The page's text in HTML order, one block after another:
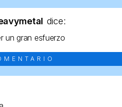
dice:
un gran esfuerzo